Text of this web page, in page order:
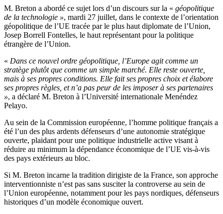
M. Breton a abordé ce sujet lors d’un discours sur la « géopolitique
de la technologie », mardi 27 juillet, dans le contexte de l’orientation
géopolitique de l’UE tracée par le plus haut diplomate de l’Union,
Josep Borrell Fontelles, le haut représentant pour la politique
étrangère de l’Union.
« Dans ce nouvel ordre géopolitique, l’Europe agit comme un
stratège plutôt que comme un simple marché. Elle reste ouverte,
mais à ses propres conditions. Elle fait ses propres choix et élabore
ses propres règles, et n’a pas peur de les imposer à ses partenaires
», a déclaré M. Breton à l’Université internationale Menéndez
Pelayo.
Au sein de la Commission européenne, l’homme politique français a
été l’un des plus ardents défenseurs d’une autonomie stratégique
ouverte, plaidant pour une politique industrielle active visant à
réduire au minimum la dépendance économique de l’UE vis-à-vis
des pays extérieurs au bloc.
Si M. Breton incarne la tradition dirigiste de la France, son approche
interventionniste n’est pas sans susciter la controverse au sein de
l’Union européenne, notamment pour les pays nordiques, défenseurs
historiques d’un modèle économique ouvert.